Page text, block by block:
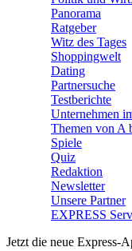
Panorama
Ratgeber
Witz des Tages
Shoppingwelt
Dating
Partnersuche
Testberichte
Unternehmen
Themen von A
Spiele
Quiz
Redaktion
Newsletter
Unsere Partner
EXPRESS
Jetzt die neue Express-